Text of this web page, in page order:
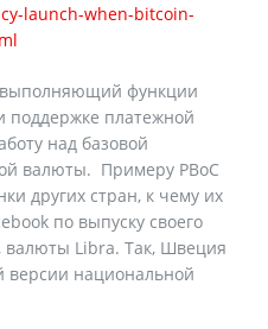
launch-when-bitcoin-
выполняющий функции
поддержке платежной
над базовой
валюты. Примеру PBoC
других стран, к чему их
по выпуску своего
валюты Libra. Так, Швеция
версии национальной